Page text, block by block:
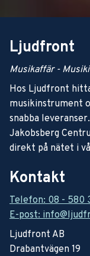
Ljudfront
Musikaffär -
Hos Ljudfront
musikinstrument
snabba
Jakobsberg
direkt på nätet i
Kontakt
Telefon: 08 - 580
E-post:
Ljudfront AB
Drabantvägen 19